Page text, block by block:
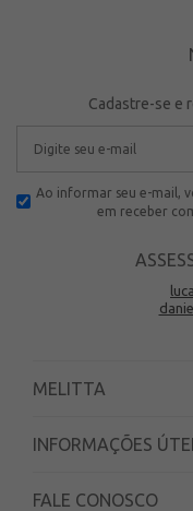
Cadastre-se e
Ao informar seu e-mail,
em receber
MELITTA
INFORMAÇÕES
FALE CONOSCO